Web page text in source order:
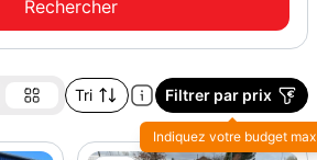
Tri Filtrer par prix
Indiquez votre budget max